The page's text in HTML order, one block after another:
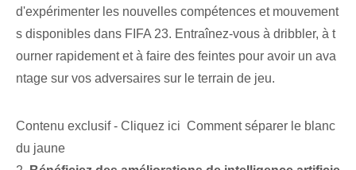
d'expérimenter les nouvelles compétences et mouvement
s disponibles dans FIFA 23. Entraînez-vous à dribbler, à t
ourner rapidement et à faire des feintes pour avoir un ava
ntage sur vos adversaires sur le terrain de jeu.
Contenu exclusif - Cliquez ici Comment séparer le blanc
du jaune